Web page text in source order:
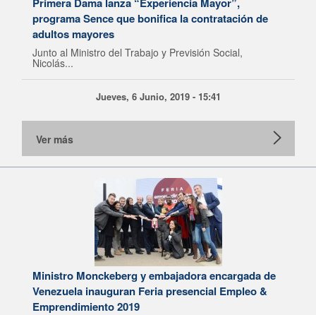
programa Sence que bonifica la contratación de
adultos mayores
Junto al Ministro del Trabajo y Previsión Social,
Nicolás...
Jueves, 6 Junio, 2019 - 15:41
Ver más
Ministro Monckeberg y embajadora encargada de
Venezuela inauguran Feria presencial Empleo &
Emprendimiento 2019